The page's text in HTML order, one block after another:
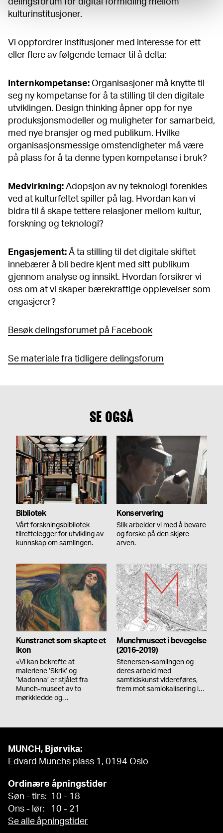
delingsforum for digital formidling mellom
kulturinstitusjoner.
Vi oppfordrer institusjoner med interesse for ett
eller flere av følgende temaer til å delta:
Internkompetanse: Organisasjoner må knytte til
seg ny kompetanse for å ta stilling til den digitale
utviklingen. Design thinking åpner opp for nye
produksjonsmodeller og muligheter for samarbeid,
med nye bransjer og med publikum. Hvilke
organisasjonsmessige omstendigheter må være
på plass for å ta denne typen kompetanse i bruk?
Medvirkning: Adopsjon av ny teknologi forenkles
ved at kulturfeltet spiller på lag. Hvordan kan vi
bidra til å skape tettere relasjoner mellom kultur,
forskning og teknologi?
Engasjement: Å ta stilling til det digitale skiftet
innebærer å bli bedre kjent med sitt publikum
gjennom analyse og innsikt. Hvordan forsikrer vi
oss om at vi skaper bærekraftige opplevelser som
engasjerer?
Besøk delingsforumet på Facebook
Se materiale fra tidligere delingsforum
SE OGSÅ
Bibliotek
Vårt forskningsbibliotek
tilrettelegger for utvikling av
kunnskap om samlingen.
Konservering
Slik arbeider vi med å bevare
og forske på den skjøre
arven.
Kunstranet som skapte et
ikon
«Vi kan bekrefte at
maleriene ’Skrik’ og
’Madonna’ er stjålet fra
Munch-museet av to
mørkkledde og…
Munchmuseet i bevegelse
(2016–2019)
Stenersen-samlingen og
deres arbeid med
samtidskunst videreføres,
frem mot samlokalisering i…
MUNCH, Bjørvika:
Edvard Munchs plass 1, 0194 Oslo
Ordinære åpningstider
Søn - tirs: 10 - 18
Ons - lør: 10 - 21
Se alle åpningstider